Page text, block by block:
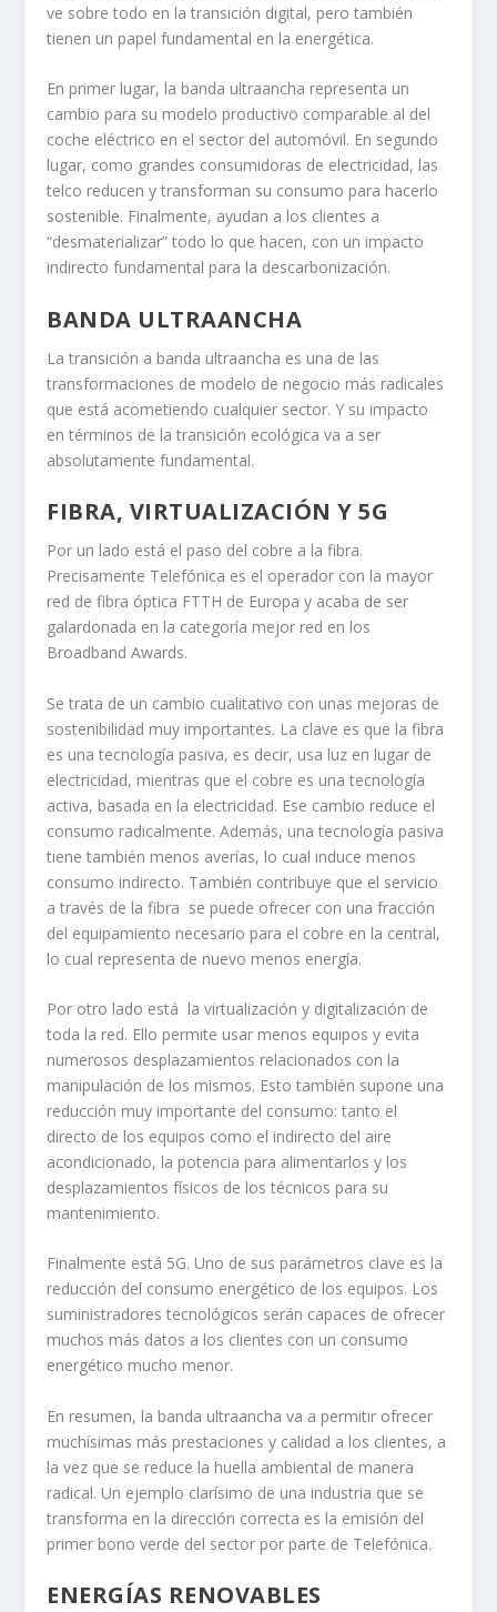
ve sobre todo en la transición digital, pero también
tienen un papel fundamental en la energética.
En primer lugar, la banda ultraancha representa un
cambio para su modelo productivo comparable al del
coche eléctrico en el sector del automóvil. En segundo
lugar, como grandes consumidoras de electricidad, las
telco reducen y transforman su consumo para hacerlo
sostenible. Finalmente, ayudan a los clientes a
“desmaterializar” todo lo que hacen, con un impacto
indirecto fundamental para la descarbonización.
BANDA ULTRAANCHA
La transición a banda ultraancha es una de las
transformaciones de modelo de negocio más radicales
que está acometiendo cualquier sector. Y su impacto
en términos de la transición ecológica va a ser
absolutamente fundamental.
FIBRA, VIRTUALIZACIÓN Y 5G
Por un lado está el paso del cobre a la fibra.
Precisamente Telefónica es el operador con la mayor
red de fibra óptica FTTH de Europa y acaba de ser
galardonada en la categoría mejor red en los
Broadband Awards.
Se trata de un cambio cualitativo con unas mejoras de
sostenibilidad muy importantes. La clave es que la fibra
es una tecnología pasiva, es decir, usa luz en lugar de
electricidad, mientras que el cobre es una tecnología
activa, basada en la electricidad. Ese cambio reduce el
consumo radicalmente. Además, una tecnología pasiva
tiene también menos averías, lo cual induce menos
consumo indirecto. También contribuye que el servicio
a través de la fibra se puede ofrecer con una fracción
del equipamiento necesario para el cobre en la central,
lo cual representa de nuevo menos energía.
Por otro lado está la virtualización y digitalización de
toda la red. Ello permite usar menos equipos y evita
numerosos desplazamientos relacionados con la
manipulación de los mismos. Esto también supone una
reducción muy importante del consumo: tanto el
directo de los equipos como el indirecto del aire
acondicionado, la potencia para alimentarlos y los
desplazamientos físicos de los técnicos para su
mantenimiento.
Finalmente está 5G. Uno de sus parámetros clave es la
reducción del consumo energético de los equipos. Los
suministradores tecnológicos serán capaces de ofrecer
muchos más datos a los clientes con un consumo
energético mucho menor.
En resumen, la banda ultraancha va a permitir ofrecer
muchísimas más prestaciones y calidad a los clientes, a
la vez que se reduce la huella ambiental de manera
radical. Un ejemplo clarísimo de una industria que se
transforma en la dirección correcta es la emisión del
primer bono verde del sector por parte de Telefónica.
ENERGÍAS RENOVABLES